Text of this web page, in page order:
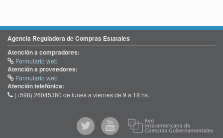
Agencia Reguladora de Compras Estatales
Atención a compradores:
Formulario web
Atención a proveedores:
Formulario web
Atención telefónica:
(+598) 26045360 de lunes a viernes de 9 a 18 hs.
@comprasgubuy
ACCE